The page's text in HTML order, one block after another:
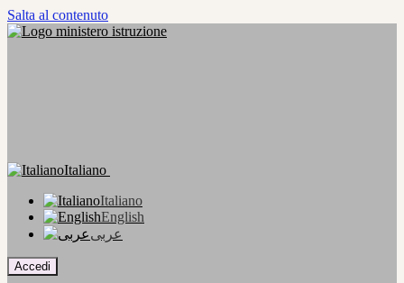
Salta al contenuto
Italiano
Italiano
English
عربى
Accedi